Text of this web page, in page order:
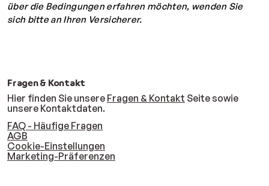
Erstattung von nicht in
im Ausland (mindestens 1
Übernachtung)
Frühere Rückkehr aus den
in den Bedingungen
genanntenGründen
über die Bedingungen erfahren möchten, wenden Sie
sich bitte an Ihren Versicherer.
Fragen & Kontakt
Hier finden Sie unsere Fragen & Kontakt Seite sowie
unsere Kontaktdaten.
FAQ - Häufige Fragen
AGB
Cookie-Einstellungen
Marketing-Präferenzen